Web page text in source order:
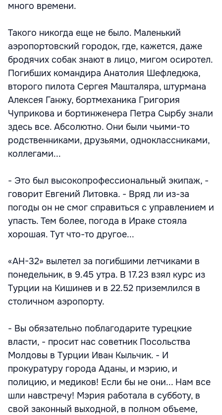
много времени.
Такого никогда еще не было. Маленький
аэропортовский городок, где, кажется, даже
бродячих собак знают в лицо, мигом осиротел.
Погибших командира Анатолия Шефледюка,
второго пилота Сергея Машталяра, штурмана
Алексея Ганжу, бортмеханика Григория
Чуприкова и бортинженера Петра Сырбу знали
здесь все. Абсолютно. Они были чьими-то
родственниками, друзьями, одноклассниками,
коллегами...
- Это был высокопрофессиональный экипаж, -
говорит Евгений Литовка. - Вряд ли из-за
погоды он не смог справиться с управлением и
упасть. Тем более, погода в Ираке стояла
хорошая. Тут что-то другое...
«АН-32» вылетел за погибшими летчиками в
понедельник, в 9.45 утра. В 17.23 взял курс из
Турции на Кишинев и в 22.52 приземлился в
столичном аэропорту.
- Вы обязательно поблагодарите турецкие
власти, - просит нас советник Посольства
Молдовы в Турции Иван Кыльчик. - И
прокуратуру города Аданы, и мэрию, и
полицию, и медиков! Если бы не они... Нам все
шли навстречу! Мэрия работала в субботу, в
свой законный выходной, в полном объеме,